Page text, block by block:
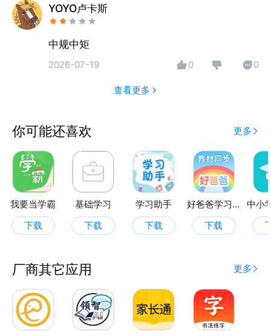
YOYO卢卡斯
中规中矩
2026-07-19 0 0
查看更多
你可能还喜欢 更多
我要当学霸
下载
基础学习
下载
学习助手
下载
好爸爸学习机
下载
厂商其它应用 更多